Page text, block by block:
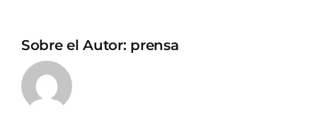
Sobre el Autor: prensa